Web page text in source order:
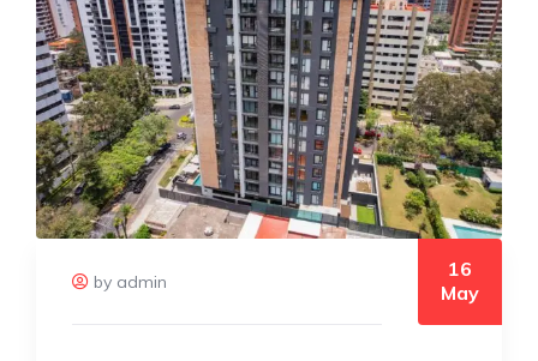
by admin
16
May